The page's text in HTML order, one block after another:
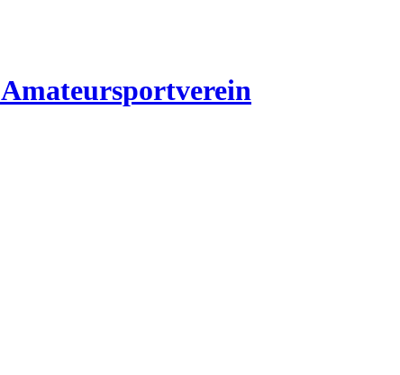
Amateursportverein